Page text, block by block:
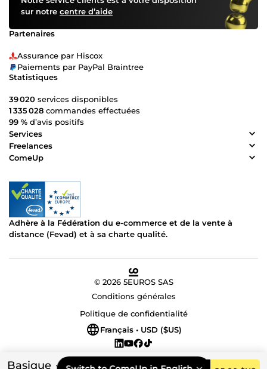
Basique
sur notre centre d’aide
Partenaires
Assurance par Hiscox
Paiements par PayPal Braintree
Statistiques
39 020 services disponibles
1 335 028 commandes effectuées
99 % d’avis positifs
Services
Freelances
ComeUp
Adhère à la Fédération du e-commerce et de la vente à
distance (Fevad) et à sa charte qualité.
© 2026 5EUROS SAS
Conditions générales
Politique de confidentialité
Français • USD ($US)